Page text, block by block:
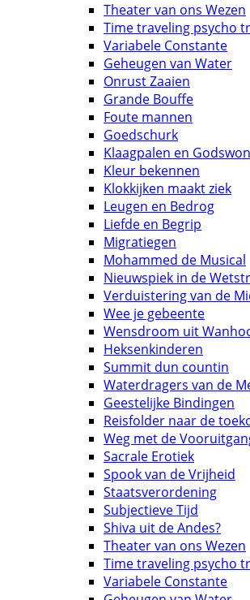
Theater van ons Wezen
Time traveling psycho
Variabele Constante
Geheugen van Water
Onrust Zaaien
Grande Bouffe
Foute mannen
Goedschurk
Klaagpalen en
Kleur bekennen
Klokkijken maakt ziek
Leugen en Bedrog
Liefde en Begrip
Migratiegen
Mohammed de Musical
Nieuwspiek in de
Verduistering van de
Wee je gebeente
Wensdroom uit
Heksenkinderen
Summit dun countin
Waterdragers van de
Geestelijke Bindingen
Reisfolder naar de
Weg met de
Sacrale Erotiek
Spook van de Vrijheid
Staatsverordening
Subjectieve Tijd
Shiva uit de Andes?
Theater van ons Wezen
Time traveling psycho
Variabele Constante